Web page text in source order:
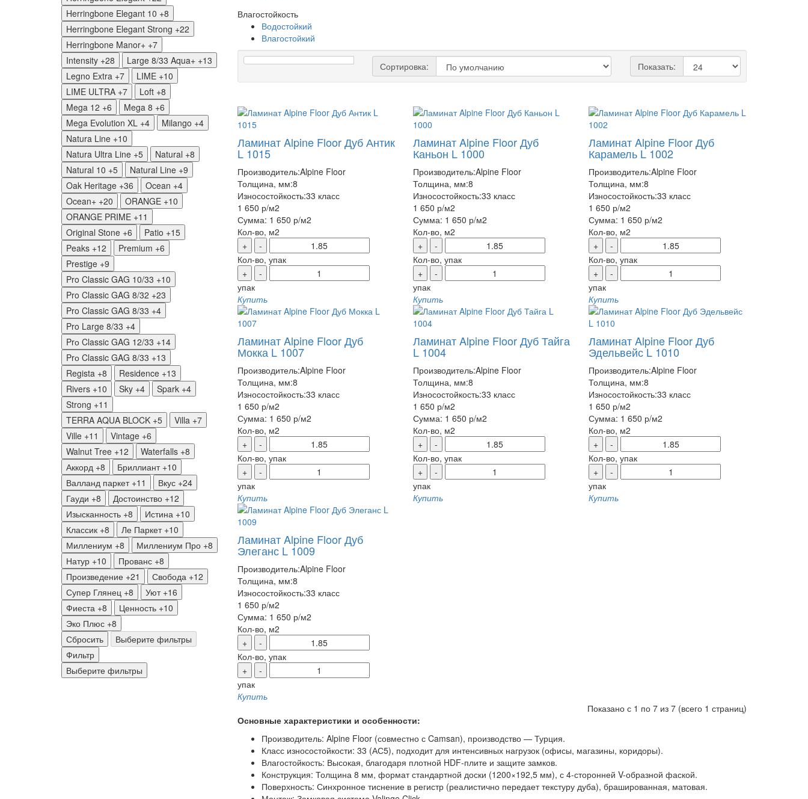
Herringbone Elegant 10 +8
Herringbone Elegant Strong +22
Herringbone Manor+ +7
Intensity +28 Large 8/33 Aqua+ +13
Legno Extra +7 LIME +10
LIME ULTRA +7 Loft +8
Mega 12 +6 Mega 8 +6
Mega Evolution XL +4 Milango +4
Natura Line +10
Natura Ultra Line +5 Natural +8
Natural 10 +5 Natural Line +9
Oak Heritage +36 Ocean +4
Ocean+ +20 ORANGE +10
ORANGE PRIME +11
Original Stone +6 Patio +15
Peaks +12 Premium +6
Prestige +9
Pro Classic GAG 10/33 +10
Pro Classic GAG 8/32 +23
Pro Classic GAG 8/33 +4
Pro Large 8/33 +4
Prо Classic GAG 12/33 +14
Prо Classic GAG 8/33 +13
Regista +8 Residence +13
Rivers +10 Sky +4 Spark +4
Strong +11
TERRA AQUA BLOCK +5 Villa +7
Ville +11 Vintage +6
Walnut Tree +12 Waterfalls +8
Аккорд +8 Бриллиант +10
Валланд паркет +11 Вкус +24
Гауди +8 Достоинство +12
Изысканность +8 Истина +10
Классик +8 Ле Паркет +10
Миллениум +8 Миллениум Про +8
Натур +10 Прованс +8
Произведение +21 Свобода +12
Супер Глянец +8 Уют +16
Фиеста +8 Ценность +10
Эко Плюс +8
Сбросить
Выберите фильтры
Фильтр
Выберите фильтры
Влагостойкость
Водостойкий
Влагостойкий
Сортировка: Показать:
Ламинат Alpine Floor Дуб Антик
L 1015
Производитель:Alpine Floor
Толщина, мм:8
Износостойкость:33 класс
1 650 р/м2
Сумма: 1 650 р/м2
Кол-во, м2
+
-
Кол-во, упак
+
-
упак
Купить
Ламинат Alpine Floor Дуб
Каньон L 1000
Производитель:Alpine Floor
Толщина, мм:8
Износостойкость:33 класс
1 650 р/м2
Сумма: 1 650 р/м2
Кол-во, м2
+
-
Кол-во, упак
+
-
упак
Купить
Ламинат Alpine Floor Дуб
Карамель L 1002
Производитель:Alpine Floor
Толщина, мм:8
Износостойкость:33 класс
1 650 р/м2
Сумма: 1 650 р/м2
Кол-во, м2
+
-
Кол-во, упак
+
-
упак
Купить
Ламинат Alpine Floor Дуб
Мокка L 1007
Производитель:Alpine Floor
Толщина, мм:8
Износостойкость:33 класс
1 650 р/м2
Сумма: 1 650 р/м2
Кол-во, м2
+
-
Кол-во, упак
+
-
упак
Купить
Ламинат Alpine Floor Дуб Тайга
L 1004
Производитель:Alpine Floor
Толщина, мм:8
Износостойкость:33 класс
1 650 р/м2
Сумма: 1 650 р/м2
Кол-во, м2
+
-
Кол-во, упак
+
-
упак
Купить
Ламинат Alpine Floor Дуб
Эдельвейс L 1010
Производитель:Alpine Floor
Толщина, мм:8
Износостойкость:33 класс
1 650 р/м2
Сумма: 1 650 р/м2
Кол-во, м2
+
-
Кол-во, упак
+
-
упак
Купить
Ламинат Alpine Floor Дуб
Элеганс L 1009
Производитель:Alpine Floor
Толщина, мм:8
Износостойкость:33 класс
1 650 р/м2
Сумма: 1 650 р/м2
Кол-во, м2
+
-
Кол-во, упак
+
-
упак
Купить
Показано с 1 по 7 из 7 (всего 1 страниц)
Основные характеристики и особенности:
Производитель: Alpine Floor (совместно с Camsan), производство — Турция.
Класс износостойкости: 33 (АС5), подходит для интенсивных нагрузок (офисы, магазины, коридоры).
Влагостойкость: Высокая, благодаря плотной HDF-плите и защите замков.
Конструкция: Толщина 8 мм, формат стандартной доски (1200×192,5 мм), с 4-сторонней V-образной фаской.
Поверхность: Синхронное тиснение в регистр (реалистично передает текстуру дуба), брашированная, матовая.